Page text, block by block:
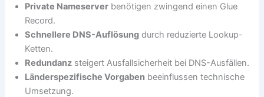
Private Nameserver benötigen zwingend einen Glue
Record.
Schnellere DNS-Auflösung durch reduzierte Lookup-
Ketten.
Redundanz steigert Ausfallsicherheit bei DNS-Ausfällen.
Länderspezifische Vorgaben beeinflussen technische
Umsetzung.